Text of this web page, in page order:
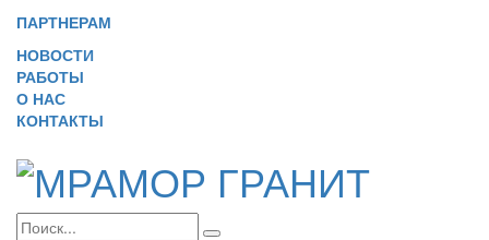
ПАРТНЕРАМ
НОВОСТИ
РАБОТЫ
О НАС
КОНТАКТЫ